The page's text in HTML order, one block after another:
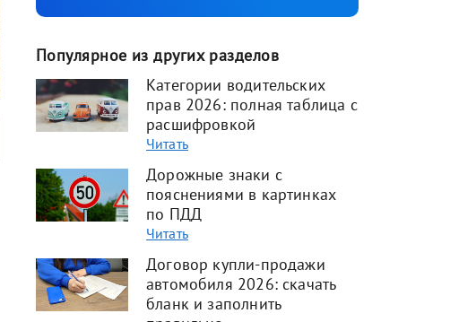
Популярное из других разделов
Категории водительских
прав 2026: полная таблица с
расшифровкой
Читать
Дорожные знаки с
пояснениями в картинках
по ПДД
Читать
Договор купли-продажи
автомобиля 2026: скачать
бланк и заполнить